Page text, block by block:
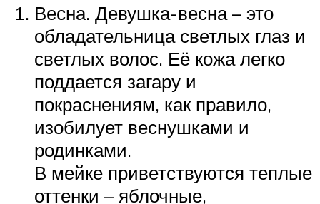
Весна. Девушка-весна – это
обладательница светлых глаз и
светлых волос. Её кожа легко
поддается загару и
покраснениям, как правило,
изобилует веснушками и
родинками.
В мейке приветствуются теплые
оттенки – яблочные,